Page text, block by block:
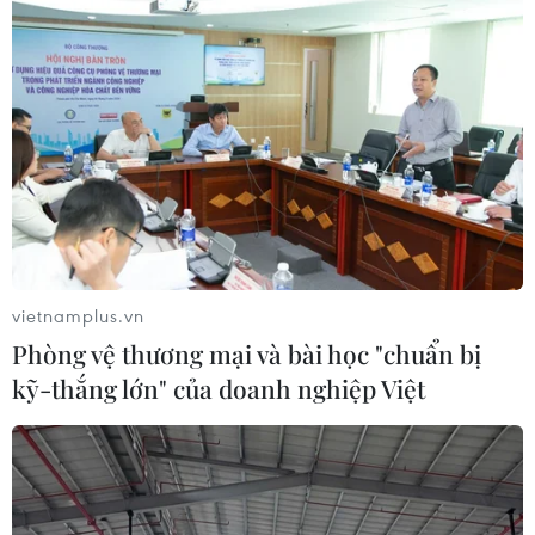
Xem thêm
CƠ QUAN CHỦ QUẢN: THÔNG TẤN XÃ VIỆT NAM
Phó Tổng Biên tập: NGUYỄN THỊ TÁM, KHÚC THANH
THỦY
Sở hữu trí tuệ
Quy định sử dụng
RSS
Hỗ trợ
Ngôn ngữ
TTXVN
vietnamplus.vn
Phòng vệ thương mại và bài học "chuẩn bị
kỹ-thắng lớn" của doanh nghiệp Việt